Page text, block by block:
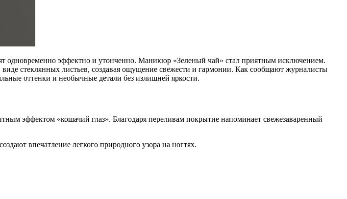
одновременно эффектно и утонченно. Маникюр «Зеленый чай» стал приятным исключением.
стеклянных листьев, создавая ощущение свежести и гармонии. Как сообщают журналисты
оттенки и необычные детали без излишней яркости.
эффектом «кошачий глаз». Благодаря переливам покрытие напоминает свежезаваренный
впечатление легкого природного узора на ногтях.